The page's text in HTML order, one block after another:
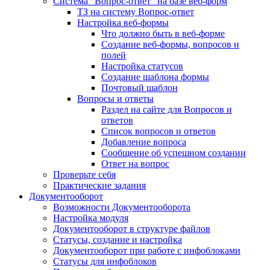
ТЗ на систему Вопрос-ответ
Настройка веб-формы
Что должно быть в веб-форме
Создание веб-формы, вопросов и
полей
Настройка статусов
Создание шаблона формы
Почтовый шаблон
Вопросы и ответы
Раздел на сайте для Вопросов и
ответов
Список вопросов и ответов
Добавление вопроса
Сообщение об успешном создании
Ответ на вопрос
Проверьте себя
Практические задания
Документооборот
Возможности Документооборота
Настройка модуля
Документооборот в структуре файлов
Статусы, создание и настройка
Документооборот при работе с инфоблоками
Статусы для инфоблоков